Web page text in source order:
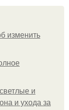
изменить
и
и ухода за